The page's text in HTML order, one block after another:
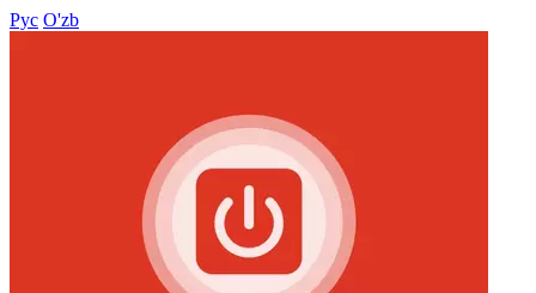
Рус O'zb